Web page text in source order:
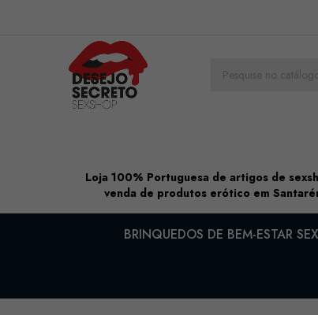
Loja 100% Portuguesa de artigos de
venda de produtos erótico em
BRINQUEDOS DE BEM-ESTAR